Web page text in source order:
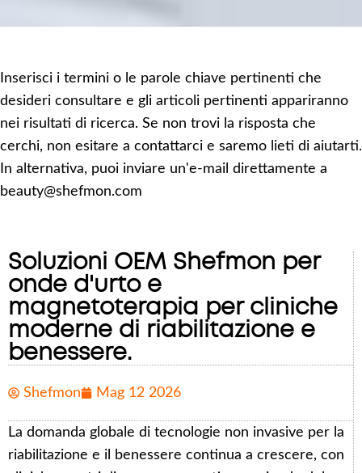
Inserisci i termini o le parole chiave pertinenti che
desideri consultare e gli articoli pertinenti appariranno
nei risultati di ricerca. Se non trovi la risposta che
cerchi, non esitare a contattarci e saremo lieti di aiutarti.
In alternativa, puoi inviare un'e-mail direttamente a
beauty@shefmon.com
Soluzioni OEM Shefmon per
onde d'urto e
magnetoterapia per cliniche
moderne di riabilitazione e
benessere.
Shefmon Mag 12 2026
La domanda globale di tecnologie non invasive per la
riabilitazione e il benessere continua a crescere, con